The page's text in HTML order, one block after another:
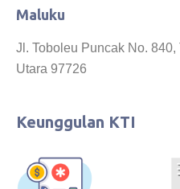
Maluku
Jl. Toboleu Puncak No.
Utara 97726
Keunggulan KTI